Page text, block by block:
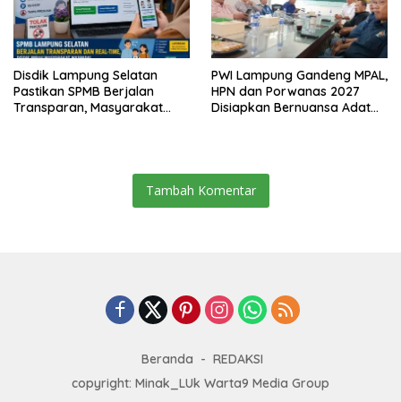
Disdik Lampung Selatan
Pastikan SPMB Berjalan
Transparan, Masyarakat
PWI Lampung Gandeng MPAL,
HPN dan Porwanas 2027
Disiapkan Bernuansa Adat
Tambah Komentar
Beranda
REDAKSI
copyright: Minak_LUk Warta9 Media Group